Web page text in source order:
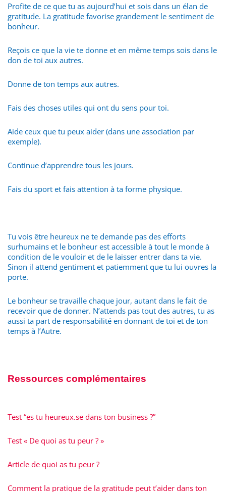
Profite de ce que tu as aujourd’hui et sois dans un élan de
gratitude. La gratitude favorise grandement le sentiment de
bonheur.
Reçois ce que la vie te donne et en même temps sois dans le
don de toi aux autres.
Donne de ton temps aux autres.
Fais des choses utiles qui ont du sens pour toi.
Aide ceux que tu peux aider (dans une association par
exemple).
Continue d’apprendre tous les jours.
Fais du sport et fais attention à ta forme physique.
Tu vois être heureux ne te demande pas des efforts
surhumains et le bonheur est accessible à tout le monde à
condition de le vouloir et de le laisser entrer dans ta vie.
Sinon il attend gentiment et patiemment que tu lui ouvres la
porte.
Le bonheur se travaille chaque jour, autant dans le fait de
recevoir que de donner. N’attends pas tout des autres, tu as
aussi ta part de responsabilité en donnant de toi et de ton
temps à l’Autre.
Ressources complémentaires
Test “es tu heureux.se dans ton business ?”
Test « De quoi as tu peur ? »
Article de quoi as tu peur ?
Comment la pratique de la gratitude peut t’aider dans ton